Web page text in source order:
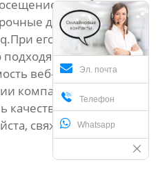
Эл. почта
 Телефон
Whatsapp
и любые
деловые
его
подходящим для
веб-сайта
компании
качества,
свяжитесь с